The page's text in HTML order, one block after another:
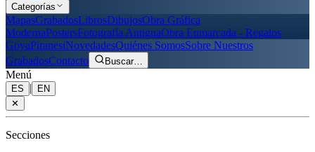
Categorías
MapasGrabadosLibrosDibujosObra Gráfica
ModernaPostersFotografía AntiguaObra Enmarcada - Regalos
GoyaPiranesiNovedadesQuiénes SomosSobre Nuestros
GrabadosContacto Buscar…
Menú
ES |
EN
✕
Secciones